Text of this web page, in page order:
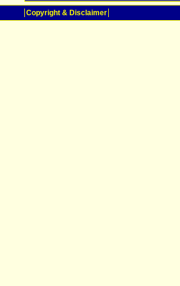
Copyright & Disclaimer